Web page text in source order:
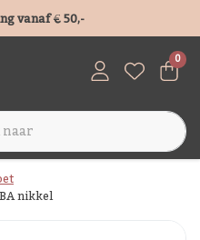
vanaf € 50,-
0
nikkel